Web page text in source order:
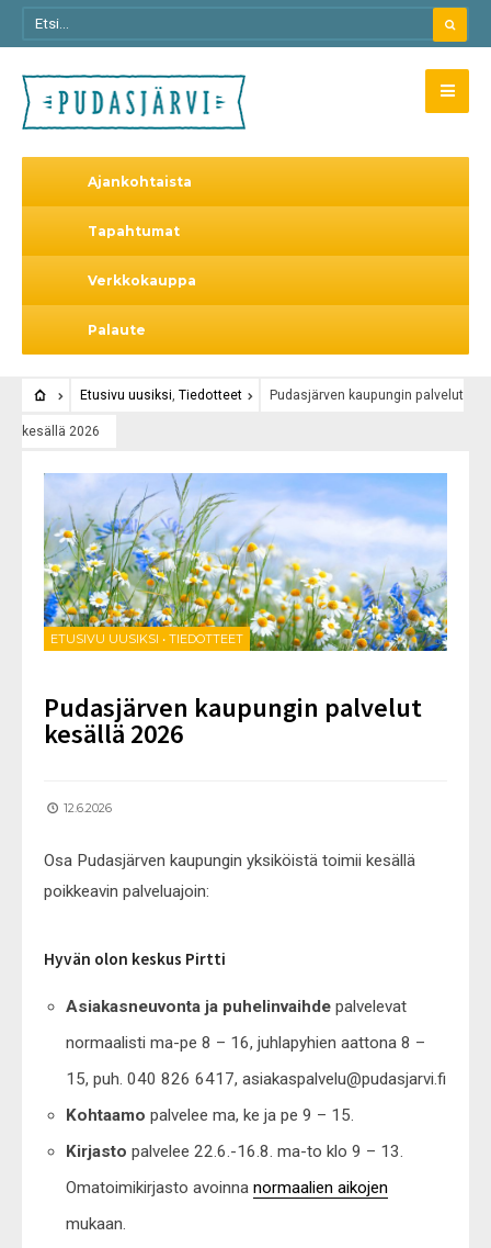
Ajankohtaista
Tapahtumat
Verkkokauppa
Palaute
Etusivu uusiksi Tiedotteet Pudasjärven kaupungin palvelut
kesällä 2026
ETUSIVU UUSIKSI • TIEDOTTEET
Pudasjärven kaupungin palvelut
kesällä 2026
12.6.2026
Osa Pudasjärven kaupungin yksiköistä toimii kesällä
poikkeavin palveluajoin:
Hyvän olon keskus Pirtti
Asiakasneuvonta ja puhelinvaihde palvelevat
normaalisti ma-pe 8 – 16, juhlapyhien aattona 8 –
15, puh. 040 826 6417, asiakaspalvelu@pudasjarvi.fi
Kohtaamo palvelee ma, ke ja pe 9 – 15.
Kirjasto palvelee 22.6.-16.8. ma-to klo 9 – 13.
Omatoimikirjasto avoinna normaalien aikojen
mukaan.